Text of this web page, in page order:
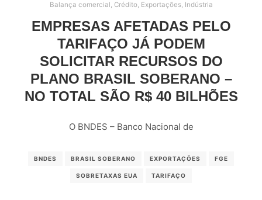
Balança comercial, Crédito, Exportações, Indústria
EMPRESAS AFETADAS PELO
TARIFAÇO JÁ PODEM
SOLICITAR RECURSOS DO
PLANO BRASIL SOBERANO –
NO TOTAL SÃO R$ 40 BILHÕES
O BNDES – Banco Nacional de
BNDES BRASIL SOBERANO EXPORTAÇÕES FGE
SOBRETAXAS EUA TARIFAÇO